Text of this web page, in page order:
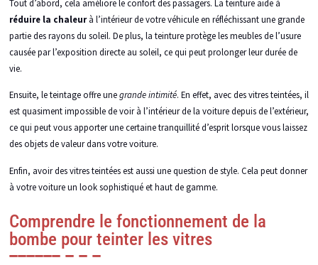
Tout d’abord, cela améliore le confort des passagers. La teinture aide à
réduire la chaleurà l’intérieur de votre véhicule en réfléchissant une grande
partie des rayons du soleil. De plus, la teinture protège les meubles de l’usure
causée par l’exposition directe au soleil, ce qui peut prolonger leur durée de
vie.
Ensuite, le teintage offre unegrande intimité. En effet, avec des vitres teintées, il
est quasiment impossible de voir à l’intérieur de la voiture depuis de l’extérieur,
ce qui peut vous apporter une certaine tranquillité d’esprit lorsque vous laissez
des objets de valeur dans votre voiture.
Enfin, avoir des vitres teintées est aussi une question de style. Cela peut donner
à votre voiture un look sophistiqué et haut de gamme.
Comprendre le fonctionnement de la
bombe pour teinter les vitres